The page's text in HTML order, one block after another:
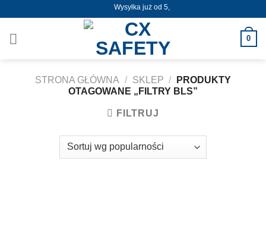
content
Wysyłka już od 5,50zł !
0
STRONA GŁÓWNA / SKLEP /
PRODUKTY
OTAGOWANE „FILTRY BLS”
FILTRUJ